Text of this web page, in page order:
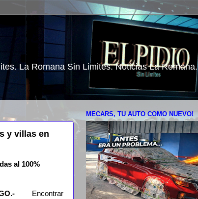
La Romana Sin Limites. Noticias La Romana.
y villas en
al 100%
Encontrar
MECARS, TU AUTO COMO NUEVO!